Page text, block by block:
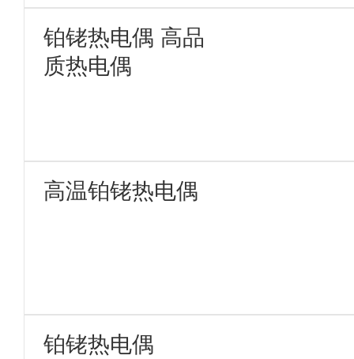
铂铑热电偶 高品
质热电偶
高温铂铑热电偶
铂铑热电偶